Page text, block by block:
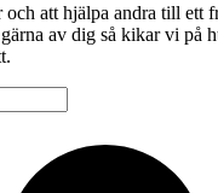
att hjälpa andra till ett
av dig så kikar vi på